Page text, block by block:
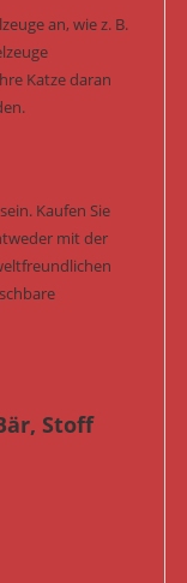
an, wie z. B.
Katze daran
Kaufen Sie
mit der
Stoff